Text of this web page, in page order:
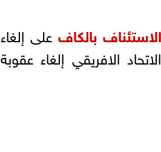
بالكاف على إلغاء
الافريقي إلغاء عقوبة